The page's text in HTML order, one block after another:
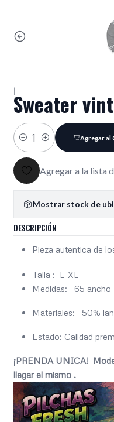
|Sweater
Cantidad
Agregar al
Agregar a la lista
Mostrar stock de
DESCRIPCIÓN
Pieza autentica de
Talla : L-XL
Medidas: 65 ancho
Materiales: 50%
Estado: Calidad
¡PRENDA UNICA!
llegar el mismo .